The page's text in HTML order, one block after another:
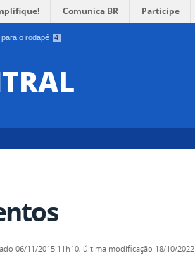
para o rodapé 4
Comunica BR Participe
06/11/2015 11h10, última modificação 18/10/2022